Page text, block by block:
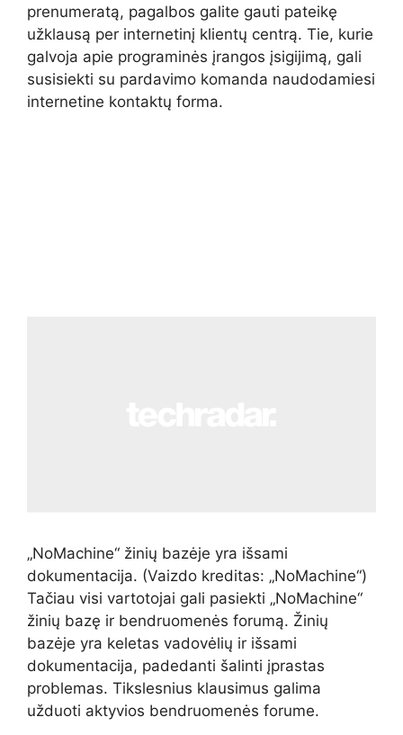
prenumeratą, pagalbos galite gauti pateikę
užklausą per internetinį klientų centrą. Tie, kurie
galvoja apie programinės įrangos įsigijimą, gali
susisiekti su pardavimo komanda naudodamiesi
internetine kontaktų forma.
„NoMachine“ žinių bazėje yra išsami
dokumentacija. (Vaizdo kreditas: „NoMachine“)
Tačiau visi vartotojai gali pasiekti „NoMachine“
žinių bazę ir bendruomenės forumą. Žinių
bazėje yra keletas vadovėlių ir išsami
dokumentacija, padedanti šalinti įprastas
problemas. Tikslesnius klausimus galima
užduoti aktyvios bendruomenės forume.